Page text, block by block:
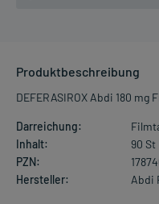
Produktbeschreibung
DEFERASIROX Abdi 180 mg
Darreichung:
Inhalt:
90 St
PZN:
Hersteller:
Abdi